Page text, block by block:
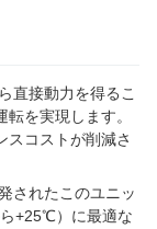
直接動力を得るこ
を実現します。
スコストが削減さ
されたこのユニッ
+25℃）に最適な